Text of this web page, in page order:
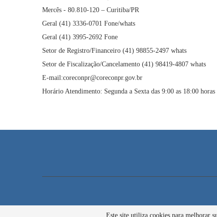
Mercês - 80.810-120 – Curitiba/PR
Geral (41) 3336-0701 Fone/whats
Geral (41) 3995-2692 Fone
Setor de Registro/Financeiro (41) 98855-2497 whats
Setor de Fiscalização/Cancelamento (41) 98419-4807 whats
E-mail:coreconpr@coreconpr.gov.br
Horário Atendimento: Segunda a Sexta das 9:00 as 18:00 horas
Este site utiliza cookies para melhorar